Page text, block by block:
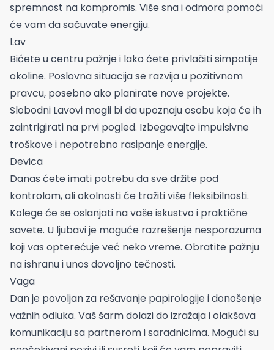
spremnost na kompromis. Više sna i odmora pomoći
će vam da sačuvate energiju.
Lav
Bićete u centru pažnje i lako ćete privlačiti simpatije
okoline. Poslovna situacija se razvija u pozitivnom
pravcu, posebno ako planirate nove projekte.
Slobodni Lavovi mogli bi da upoznaju osobu koja će ih
zaintrigirati na prvi pogled. Izbegavajte impulsivne
troškove i nepotrebno rasipanje energije.
Devica
Danas ćete imati potrebu da sve držite pod
kontrolom, ali okolnosti će tražiti više fleksibilnosti.
Kolege će se oslanjati na vaše iskustvo i praktične
savete. U ljubavi je moguće razrešenje nesporazuma
koji vas opterećuje već neko vreme. Obratite pažnju
na ishranu i unos dovoljno tečnosti.
Vaga
Dan je povoljan za rešavanje papirologije i donošenje
važnih odluka. Vaš šarm dolazi do izražaja i olakšava
komunikaciju sa partnerom i saradnicima. Mogući su